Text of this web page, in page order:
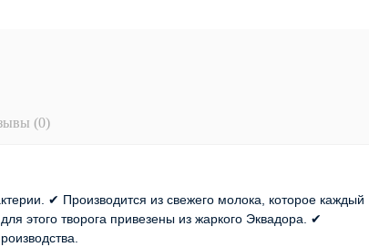
(0)
✔ Производится из свежего молока, которое каждый
этого творога привезены из жаркого Эквадора. ✔